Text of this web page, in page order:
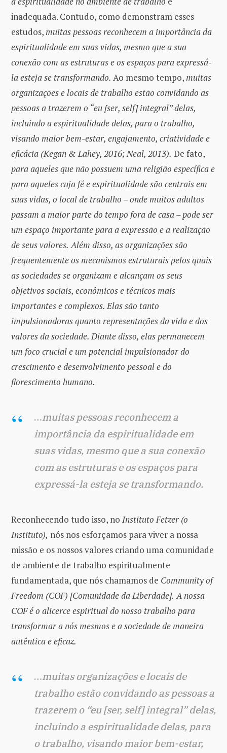
inadequada. Contudo, como demonstram esses
estudos,muitas pessoas reconhecem a importância da
espiritualidade em suas vidas, mesmo que a sua
conexão com as estruturas e os espaços para expressá-
la esteja se transformando. Ao mesmo tempo,muitas
organizações e locais de trabalho estão convidando as
pessoas a trazerem o “eu [ser, self] integral” delas,
incluindo a espiritualidade delas, para o trabalho,
visando maior bem-estar, engajamento, criatividade e
eficácia (Kegan & Lahey, 2016; Neal, 2013). De fato,
para aqueles que não possuem uma religião específica e
para aqueles cuja fé e espiritualidade são centrais em
suas vidas, o local de trabalho – onde muitos adultos
passam a maior parte do tempo fora de casa – pode ser
um espaço importante para a expressão e a realização
de seus valores. Além disso, as organizações são
frequentemente os mecanismos estruturais pelos quais
as sociedades se organizam e alcançam os seus
objetivos sociais, econômicos e técnicos mais
importantes e complexos. Elas são tanto
impulsionadoras quanto representações da vida e dos
valores da sociedade. Diante disso, elas permanecem
um foco crucial e um potencial impulsionador do
crescimento e desenvolvimento pessoal e do
florescimento humano.
…muitas pessoas reconhecem a
importância da espiritualidade em
suas vidas, mesmo que a sua conexão
com as estruturas e os espaços para
expressá-la esteja se transformando.
Reconhecendo tudo isso, no Instituto Fetzer (o
Instituto), nós nos esforçamos para viver a nossa
missão e os nossos valores criando uma comunidade
de ambiente de trabalho espiritualmente
fundamentada, que nós chamamos de Community of
Freedom (COF) [Comunidade da Liberdade]. A nossa
COF é o alicerce espiritual do nosso trabalho para
transformar a nós mesmos e a sociedade de maneira
autêntica e eficaz.
…muitas organizações e locais de
trabalho estão convidando as pessoas a
trazerem o “eu [ser, self] integral” delas,
incluindo a espiritualidade delas, para
o trabalho, visando maior bem-estar,